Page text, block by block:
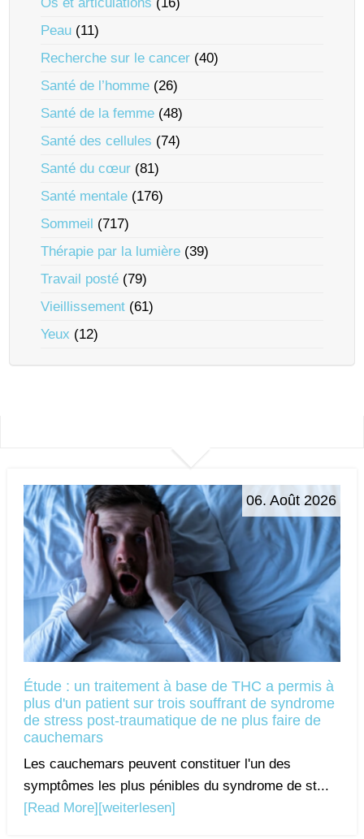
Peau (11)
Recherche sur le cancer (40)
Santé de l’homme (26)
Santé de la femme (48)
Santé des cellules (74)
Santé du cœur (81)
Santé mentale (176)
Sommeil (717)
Thérapie par la lumière (39)
Travail posté (79)
Vieillissement (61)
Yeux (12)
06. Août 2026
Étude : un traitement à base de THC a permis à
plus d'un patient sur trois souffrant de syndrome
de stress post-traumatique de ne plus faire de
cauchemars
Les cauchemars peuvent constituer l'un des
symptômes les plus pénibles du syndrome de st...
[Read More] [weiterlesen]